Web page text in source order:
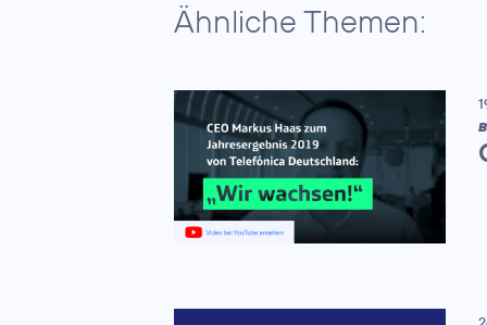
Ähnliche Themen: